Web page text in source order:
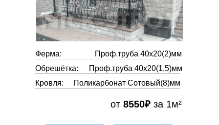
от 8550₽ за 1м²
Обрешётка: Проф.труба 40х20(1,5)мм
Ферма: Проф.труба 40х20(2)мм
Кровля: Поликарбонат Сотовый(8)мм